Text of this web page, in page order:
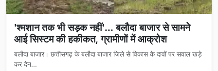
'श्मशान तक भी सड़क नहीं'... बलौदा बाजार से सामने
आई सिस्टम की हकीकत, ग्रामीणों में आक्रोश
बलौदा बाजार। छत्तीसगढ़ के बलौदा बाजार जिले से विकास के दावों पर सवाल खड़े
कर देन...